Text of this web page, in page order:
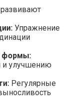
Упражнение
формы:
и улучшению
Регулярные
не оставит